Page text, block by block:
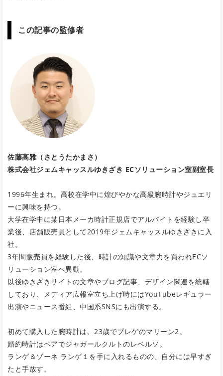
この記事の監修者
佐藤高雅（さとうたかまさ）
株式会社ジェムキャッスルゆきざき ECソリューション室副室長
1996年生まれ。高校在学中に煌びやかな高級腕時計やジュエリ
ーに興味を持つ。
大学在学中に某日本メーカ時計正規店でアルバイトを経験し卒
業後、店舗販売員として2019年ジェムキャッスルゆきざきに入
社。
3年間販売員を経験した後、時計の知識や文章力を買われECソ
リューション室へ異動。
以後ゆきざきサイトの文章やブログ記事、デザイン関連を統轄
しており、メディア広報室立ち上げ時にはYouTubeレギュラー
出演やニュース番組、中国系SNSにも出演する。
初めて購入した腕時計は、23歳でブレゲのマリーン2。
婚約時計はペアでジャガールクルトのレベルソ。
ランゲ＆ゾーネ ランゲ１を手に入れるものの、自分には早すぎ
たと手放す。